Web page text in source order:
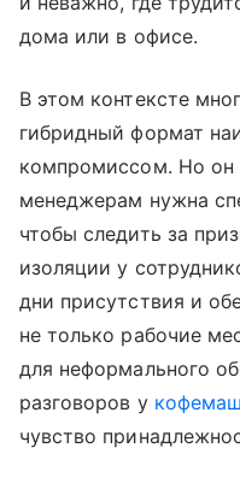
дома или в офисе.
В этом контексте
гибридный формат
компромиссом. Но он
менеджерам нужна
чтобы следить за
изоляции у
дни присутствия и
не только рабочие
для неформального
разговоров у
чувство